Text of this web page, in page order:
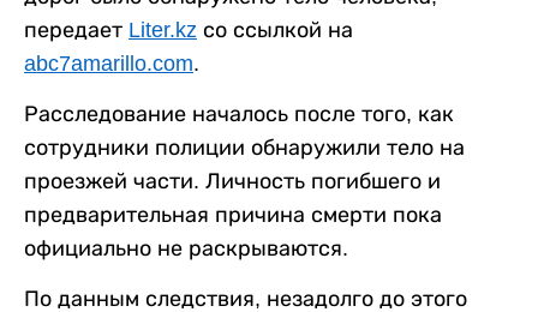
передает Liter.kz со ссылкой на
abc7amarillo.com.
Расследование началось после того, как
сотрудники полиции обнаружили тело на
проезжей части. Личность погибшего и
предварительная причина смерти пока
официально не раскрываются.
По данным следствия, незадолго до этого